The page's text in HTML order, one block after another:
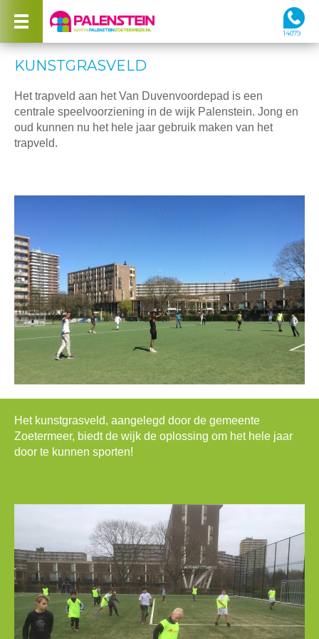
14079
KUNSTGRASVELD
Het trapveld aan het Van Duvenvoordepad is een
centrale speelvoorziening in de wijk Palenstein. Jong en
oud kunnen nu het hele jaar gebruik maken van het
trapveld.
Het kunstgrasveld, aangelegd door de gemeente
Zoetermeer, biedt de wijk de oplossing om het hele jaar
door te kunnen sporten!